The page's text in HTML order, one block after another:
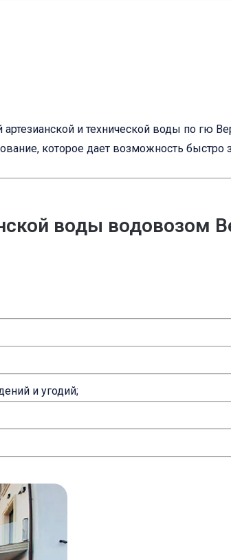
артезианской и технической воды по гю
которое дает возможность быстро
воды водовозом
и угодий;